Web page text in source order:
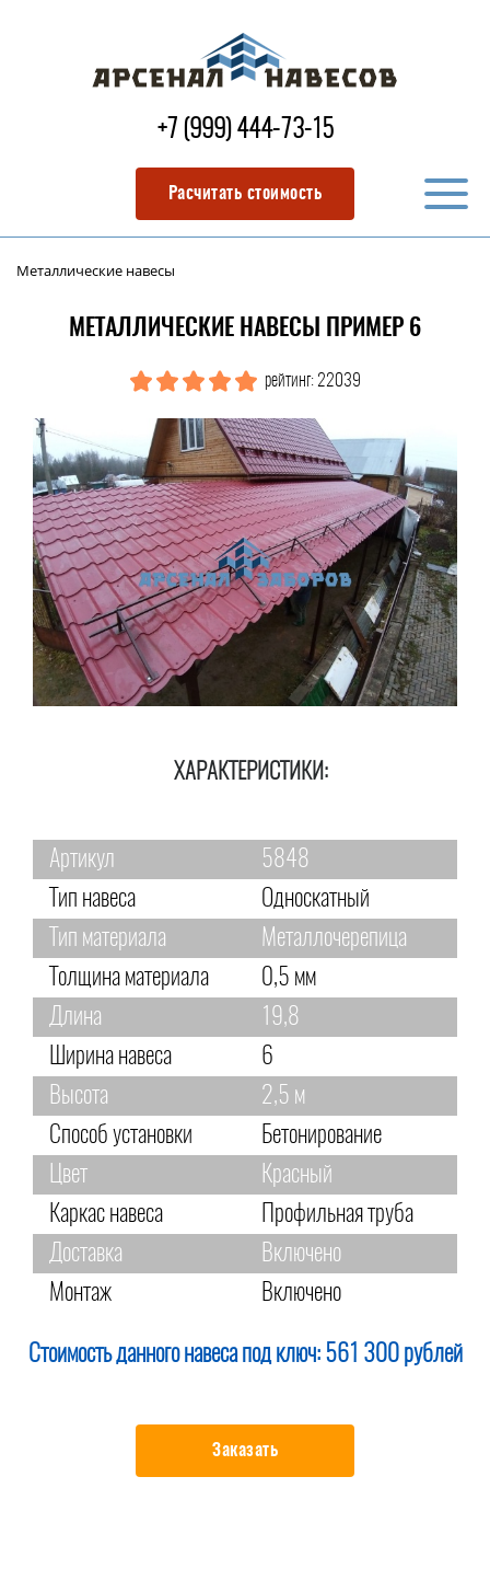
+7 (999) 444-73-15
Расчитать стоимость
Металлические навесы
МЕТАЛЛИЧЕСКИЕ НАВЕСЫ ПРИМЕР 6
рейтинг: 22039
ХАРАКТЕРИСТИКИ:
Артикул
5848
Тип навеса
Односкатный
Тип материала
Металлочерепица
Толщина материала
0,5 мм
Длина
19,8
Ширина навеса
6
Высота
2,5 м
Способ установки
Бетонирование
Цвет
Красный
Каркас навеса
Профильная труба
Доставка
Включено
Монтаж
Включено
Стоимость данного навеса под ключ: 561 300 рублей
Заказать